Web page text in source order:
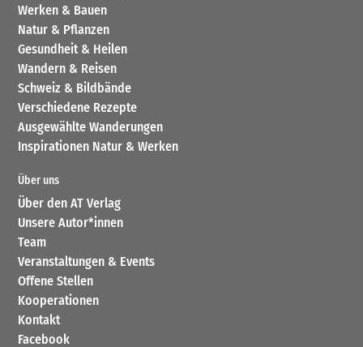
Werken & Bauen
Natur & Pflanzen
Gesundheit & Heilen
Wandern & Reisen
Schweiz & Bildbände
Verschiedene Rezepte
Ausgewählte Wanderungen
Inspirationen Natur & Werken
Über uns
Über den AT Verlag
Unsere Autor*innen
Team
Veranstaltungen & Events
Offene Stellen
Kooperationen
Kontakt
Facebook